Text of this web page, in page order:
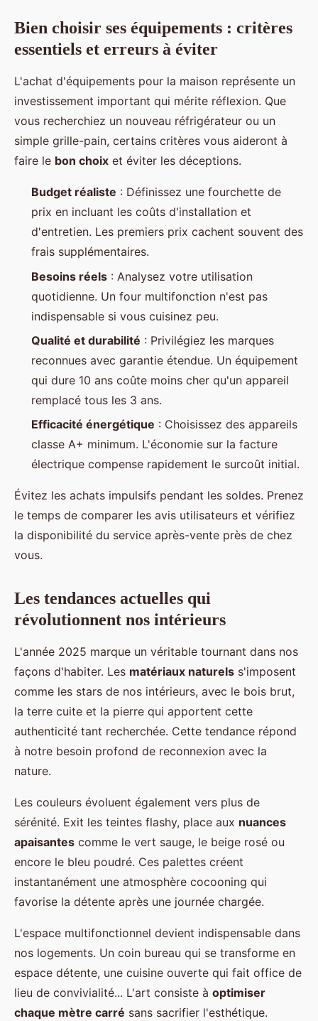
Bien choisir ses équipements : critères
essentiels et erreurs à éviter
L'achat d'équipements pour la maison représente un
investissement important qui mérite réflexion. Que
vous recherchiez un nouveau réfrigérateur ou un
simple grille-pain, certains critères vous aideront à
faire le bon choix et éviter les déceptions.
Budget réaliste : Définissez une fourchette de
prix en incluant les coûts d'installation et
d'entretien. Les premiers prix cachent souvent des
frais supplémentaires.
Besoins réels : Analysez votre utilisation
quotidienne. Un four multifonction n'est pas
indispensable si vous cuisinez peu.
Qualité et durabilité : Privilégiez les marques
reconnues avec garantie étendue. Un équipement
qui dure 10 ans coûte moins cher qu'un appareil
remplacé tous les 3 ans.
Efficacité énergétique : Choisissez des appareils
classe A+ minimum. L'économie sur la facture
électrique compense rapidement le surcoût initial.
Évitez les achats impulsifs pendant les soldes. Prenez
le temps de comparer les avis utilisateurs et vérifiez
la disponibilité du service après-vente près de chez
vous.
Les tendances actuelles qui
révolutionnent nos intérieurs
L'année 2025 marque un véritable tournant dans nos
façons d'habiter. Les matériaux naturels s'imposent
comme les stars de nos intérieurs, avec le bois brut,
la terre cuite et la pierre qui apportent cette
authenticité tant recherchée. Cette tendance répond
à notre besoin profond de reconnexion avec la
nature.
Les couleurs évoluent également vers plus de
sérénité. Exit les teintes flashy, place aux nuances
apaisantes comme le vert sauge, le beige rosé ou
encore le bleu poudré. Ces palettes créent
instantanément une atmosphère cocooning qui
favorise la détente après une journée chargée.
L'espace multifonctionnel devient indispensable dans
nos logements. Un coin bureau qui se transforme en
espace détente, une cuisine ouverte qui fait office de
lieu de convivialité... L'art consiste à optimiser
chaque mètre carré sans sacrifier l'esthétique.